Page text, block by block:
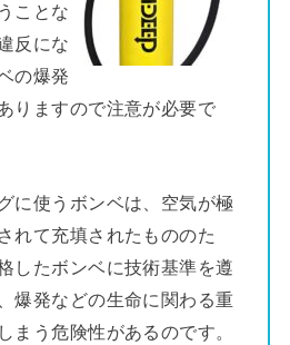
ことな
反にな
の爆発
りますので注意が必要で
に使うボンベは、空気が極
れて充填されたもののた
したボンベに技術基準を遵
爆発などの生命に関わる重
まう危険性があるのです。